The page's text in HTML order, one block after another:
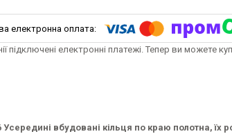
підключені електронні платежі. Тепер ви можете
Усередині вбудовані кільця по краю полотна,